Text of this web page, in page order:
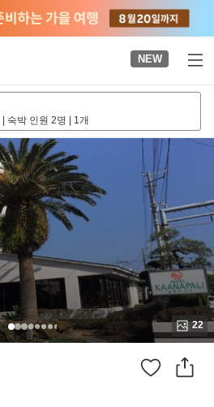
NEW
| 숙박 인원 2명 | 1개
22